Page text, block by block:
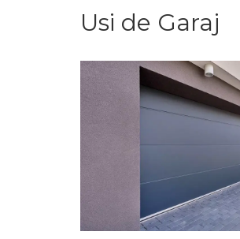
Usi de Garaj